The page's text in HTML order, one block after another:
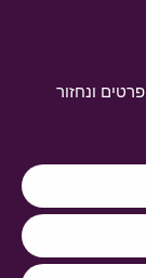
ונחזור